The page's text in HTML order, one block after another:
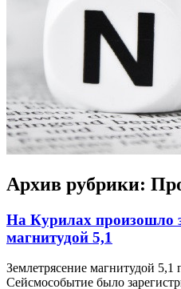
Архив рубрики:
На Курилах произошло
магнитудой 5,1
Зeмлeтрясeниe магнитудой
Сейсмособытие было